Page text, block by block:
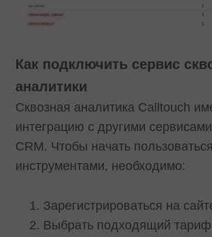
Как подключить сервис
аналитики
Сквозная аналитика Calltouch
интеграцию с другими
CRM. Чтобы начать пользоваться
инструментами, необходимо:
Зарегистрироваться на
Выбрать подходящий